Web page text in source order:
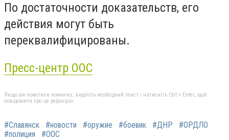
По достаточности доказательств, его
действия могут быть
переквалифицированы.
Пресс-центр ООС
Якщо ви помітили помилку, виділіть необхідний текст і натисніть Ctrl + Enter, щоб
повідомити про це редакцію
#Славянск #новости #оружие #боевик #ДНР
#ОРДЛО
#полиция
#ООС